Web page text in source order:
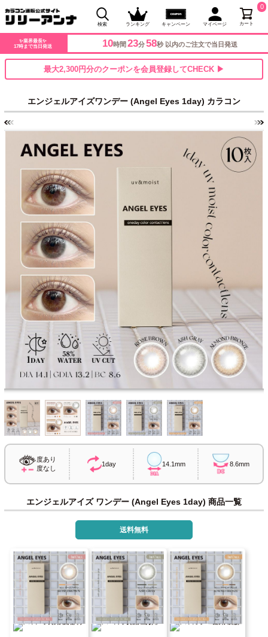
検索 ランキング キャンペーン マイページ カート
0
✨業界最長✨
17時まで当日発送
10時間 23分56秒 以内のご注文で当日発送
最大2,300円分のクーポンを会員登録してCHECK ▶
エンジェルアイズワンデー (Angel Eyes 1day) カラコン
度あり
度なし
1day 14.1mm 8.6mm
エンジェルアイズ ワンデー (Angel Eyes 1day) 商品一覧
送料無料